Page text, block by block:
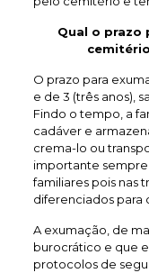
Qual o prazo
O prazo para
e de 3 (três anos),
Findo o tempo, a
cadáver e
crema-lo ou
importante
familiares pois nas
diferenciados para
A exumação, de
burocrático e que
protocolos de